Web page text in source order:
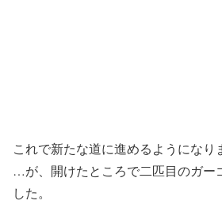
これで新たな道に進めるようになり
…が、開けたところで二匹目のガー
した。